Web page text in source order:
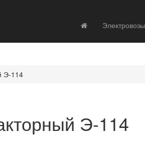
Электровозы
Э-114
Э-114